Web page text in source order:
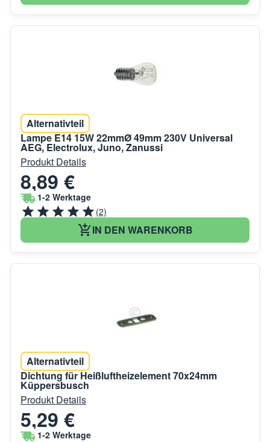
Alternativteil
Lampe E14 15W 22mmØ 49mm 230V Universal
AEG, Electrolux, Juno, Zanussi
Produkt Details
8,89 €
1-2 Werktage
(2)
IN DEN WARENKORB
Alternativteil
Dichtung für Heißluftheizelement 70x24mm
Küppersbusch
Produkt Details
5,29 €
1-2 Werktage